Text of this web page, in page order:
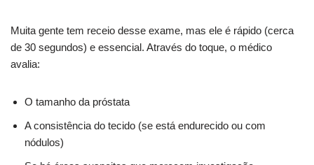
Muita gente tem receio desse exame, mas ele é rápido (cerca
de 30 segundos) e essencial. Através do toque, o médico
avalia:
O tamanho da próstata
A consistência do tecido (se está endurecido ou com
nódulos)